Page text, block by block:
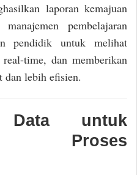
laporan kemajuan
pembelajaran
pendidik untuk melihat
real-time, dan memberikan
dan lebih efisien.
untuk
Proses